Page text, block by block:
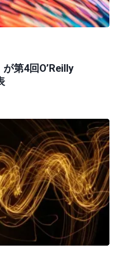
第4回O’Reilly